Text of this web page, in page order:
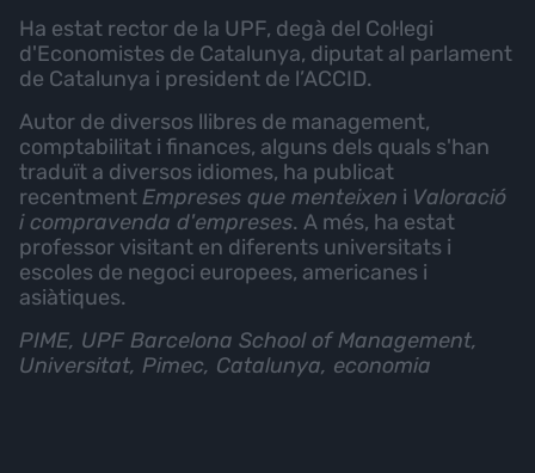
Ha estat rector de la UPF, degà del Col·legi
d'Economistes de Catalunya, diputat al parlament
de Catalunya i president de l’ACCID.
Autor de diversos llibres de management,
comptabilitat i finances, alguns dels quals s'han
traduït a diversos idiomes, ha publicat
recentmentEmpreses que menteixen i Valoració
i compravenda d'empreses. A més, ha estat
professor visitant en diferents universitats i
escoles de negoci europees, americanes i
asiàtiques.
PIME, UPF Barcelona School of Management,
Universitat, Pimec, Catalunya, economia